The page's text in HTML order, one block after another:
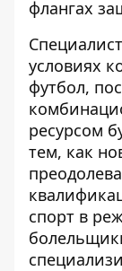
флангах
условиях
футбол,
ресурсом
тем, как
спорт в